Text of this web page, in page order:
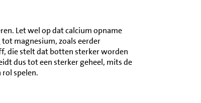
Let wel op dat calcium opname
magnesium, zoals eerder
die stelt dat botten sterker worden
dus tot een sterker geheel, mits de
spelen.